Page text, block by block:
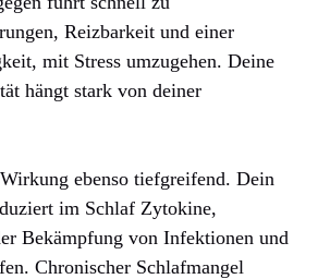
Reizbarkeit und einer
mit Stress umzugehen. Deine
hängt stark von deiner
ebenso tiefgreifend. Dein
im Schlaf Zytokine,
Bekämpfung von Infektionen und
Chronischer Schlafmangel